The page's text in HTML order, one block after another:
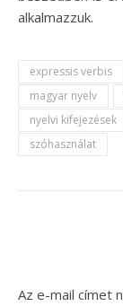
alkalmazzuk.
expressis verbis
magyar nyelv
nyelvi kifejezések
szóhasználat
Az e-mail címet